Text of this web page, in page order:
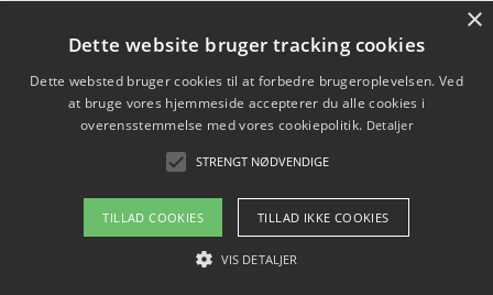
Hvordan kan gaver til unge voksne støtte bevarelsen
Copyright 2026 - Pilanto Aps
Om / kontakt
Blog Betingelser
×
Dette website bruger tracking cookies
Dette websted bruger cookies til at forbedre brugeroplevelsen. Ved
at bruge vores hjemmeside accepterer du alle cookies i
overensstemmelse med vores cookiepolitik. Detaljer
STRENGT NØDVENDIGE
TILLAD COOKIES TILLAD IKKE COOKIES
VIS DETALJER